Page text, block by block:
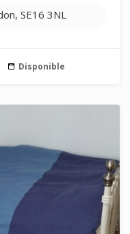
SE16 3NL
Disponible